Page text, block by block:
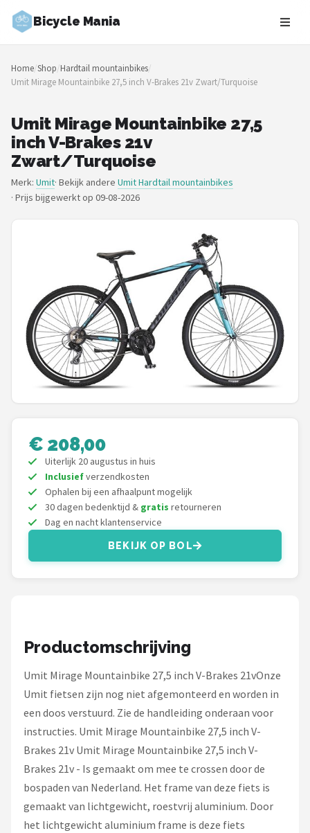
Bicycle Mania
Zoeken
NAVIGATIE
Merken
Blog
Fietsroutes
Elektrische fietsen
Mountainbikes
Shop
Basil
Volare
ABUS
AXA
New Looxs
Shimano
Cortina
Home/Shop/Hardtail mountainbikes/
Umit Mirage Mountainbike 27,5 inch V-Brakes 21v Zwart/Turquoise
Umit Mirage Mountainbike 27,5
inch V-Brakes 21v
Zwart/Turquoise
Merk: Umit· Bekijk andere Umit Hardtail mountainbikes
· Prijs bijgewerkt op 09-08-2026
€ 208,00
Uiterlijk 20 augustus in huis
Inclusiefverzendkosten
Ophalen bij een afhaalpunt mogelijk
30 dagen bedenktijd & gratis retourneren
Dag en nacht klantenservice
BEKIJK OP BOL
Productomschrijving
Umit Mirage Mountainbike 27,5 inch V-Brakes 21vOnze
Umit fietsen zijn nog niet afgemonteerd en worden in
een doos verstuurd. Zie de handleiding onderaan voor
instructies. Umit Mirage Mountainbike 27,5 inch V-
Brakes 21v Umit Mirage Mountainbike 27,5 inch V-
Brakes 21v - Is gemaakt om mee te crossen door de
bospaden van Nederland. Het frame van deze fiets is
gemaakt van lichtgewicht, roestvrij aluminium. Door
het lichtgewicht aluminium frame is deze fiets